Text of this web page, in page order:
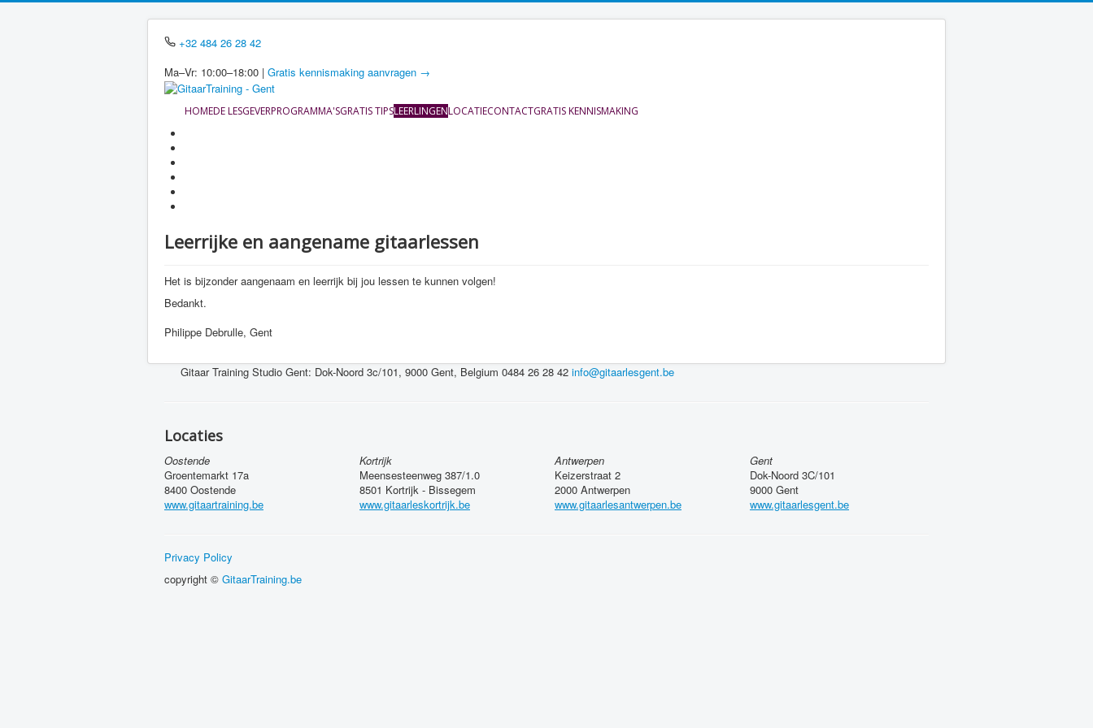
+32 484 26 28 42
Ma–Vr: 10:00–18:00 | Gratis kennismaking aanvragen →
HOMEDE LESGEVERPROGRAMMA'SGRATIS TIPSLEERLINGENLOCATIECONTACTGRATIS KENNISMAKING
Leerrijke en aangename gitaarlessen
Het is bijzonder aangenaam en leerrijk bij jou lessen te kunnen volgen!
Bedankt.
Philippe Debrulle, Gent
Gitaar Training Studio Gent: Dok-Noord 3c/101, 9000 Gent, Belgium 0484 26 28 42 info@gitaarlesgent.be
Locaties
Oostende
Groentemarkt 17a
8400 Oostende
www.gitaartraining.be
Kortrijk
Meensesteenweg 387/1.0
8501 Kortrijk - Bissegem
www.gitaarleskortrijk.be
Antwerpen
Keizerstraat 2
2000 Antwerpen
www.gitaarlesantwerpen.be
Gent
Dok-Noord 3C/101
9000 Gent
www.gitaarlesgent.be
Privacy Policy
copyright © GitaarTraining.be